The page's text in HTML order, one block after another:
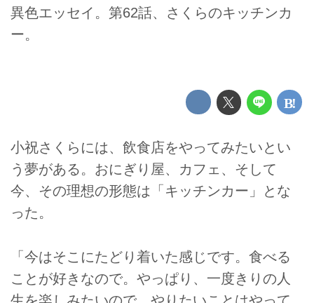
異色エッセイ。第62話、さくらのキッチンカ
ー。
小祝さくらには、飲食店をやってみたいとい
う夢がある。おにぎり屋、カフェ、そして
今、その理想の形態は「キッチンカー」とな
った。
「今はそこにたどり着いた感じです。食べる
ことが好きなので。やっぱり、一度きりの人